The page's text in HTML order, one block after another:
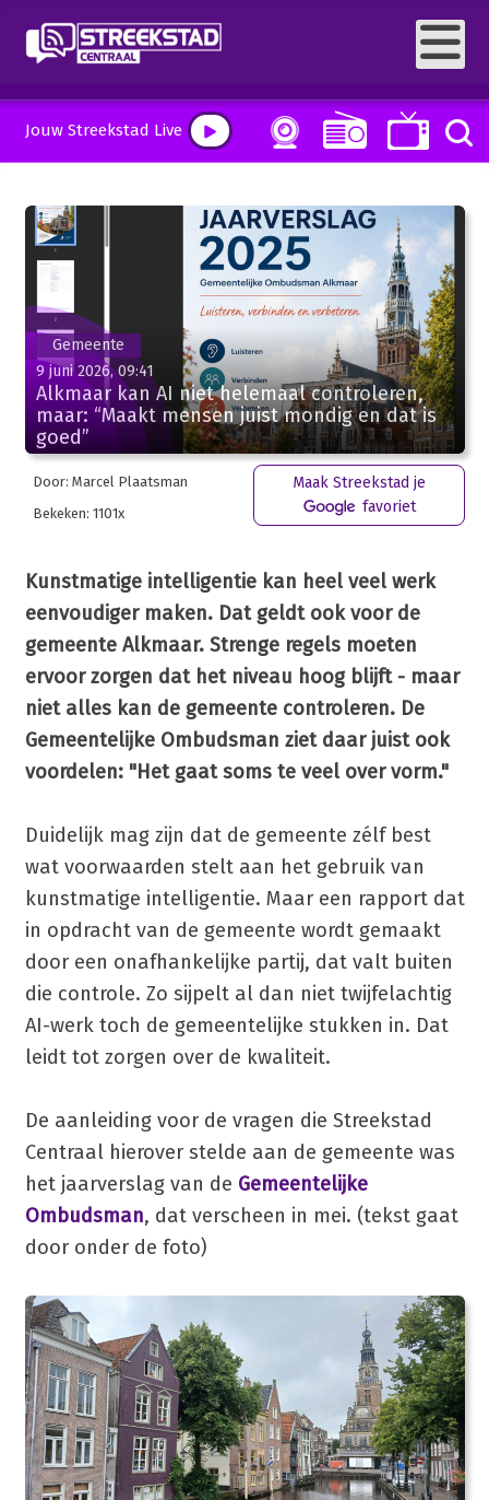
Jouw Streekstad Live
Gemeente
9 juni 2026, 09:41
Alkmaar kan AI niet helemaal controleren,
maar: “Maakt mensen juist mondig en dat is
goed”
Door: Marcel Plaatsman
Bekeken: 1101x
Maak Streekstad je
favoriet
Kunstmatige intelligentie kan heel veel werk
eenvoudiger maken. Dat geldt ook voor de
gemeente Alkmaar. Strenge regels moeten
ervoor zorgen dat het niveau hoog blijft - maar
niet alles kan de gemeente controleren. De
Gemeentelijke Ombudsman ziet daar juist ook
voordelen: "Het gaat soms te veel over vorm."
Duidelijk mag zijn dat de gemeente zélf best
wat voorwaarden stelt aan het gebruik van
kunstmatige intelligentie. Maar een rapport dat
in opdracht van de gemeente wordt gemaakt
door een onafhankelijke partij, dat valt buiten
die controle. Zo sijpelt al dan niet twijfelachtig
AI-werk toch de gemeentelijke stukken in. Dat
leidt tot zorgen over de kwaliteit.
De aanleiding voor de vragen die Streekstad
Centraal hierover stelde aan de gemeente was
het jaarverslag van de Gemeentelijke
Ombudsman, dat verscheen in mei. (tekst gaat
door onder de foto)